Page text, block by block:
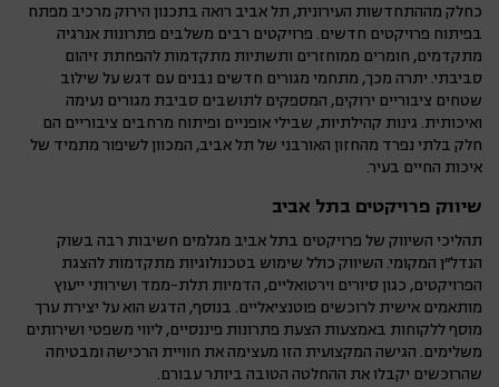
כחלק מההתחדשות העירונית, תל אביב רואה בתכנון הירוק מרכיב מפתח
בפיתוח פרויקטים חדשים. פרויקטים רבים משלבים פתרונות אנרגיה
מתקדמים, חומרים ממוחזרים ותשתיות מתקדמות להפחתת זיהום
סביבתי. יתרה מכך, מתחמי מגורים חדשים נבנים עם דגש על שילוב
שטחים ציבוריים ירוקים, המספקים לתושבים סביבת מגורים נעימה
ואיכותית. גינות קהילתיות, שבילי אופניים ופיתוח מרחבים ציבוריים הם
חלק בלתי נפרד מהחזון האורבני של תל אביב, המכוון לשיפור מתמיד של
איכות החיים בעיר.
שיווק פרויקטים בתל אביב
תהליכי השיווק של פרויקטים בתל אביב מגלמים חשיבות רבה בשוק
הנדל"ן המקומי. השיווק כולל שימוש בטכנולוגיות מתקדמות להצגת
הפרויקטים, כגון סיורים וירטואליים, הדמיות תלת-ממד ושירותי ייעוץ
מותאמים אישית לרוכשים פוטנציאליים. בנוסף, הדגש הוא על יצירת ערך
מוסף ללקוחות באמצעות הצעת פתרונות פיננסיים, ליווי משפטי ושירותים
משלימים. הגישה המקצועית הזו מעצימה את חוויית הרכישה ומבטיחה
שהרוכשים יקבלו את ההחלטה הטובה ביותר עבורם.